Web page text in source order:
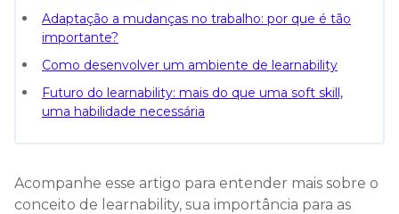
Adaptação a mudanças no trabalho: por que é tão
importante?
Como desenvolver um ambiente de learnability
Futuro do learnability: mais do que uma soft skill,
uma habilidade necessária
Acompanhe esse artigo para entender mais sobre o
conceito de learnability, sua importância para as